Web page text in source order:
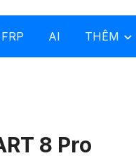
AI THÊM
8 Pro